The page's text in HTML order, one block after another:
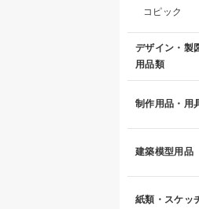
コピック
デザイン・製
用品類
制作用品・用
建築模型用品
紙類・スケッ